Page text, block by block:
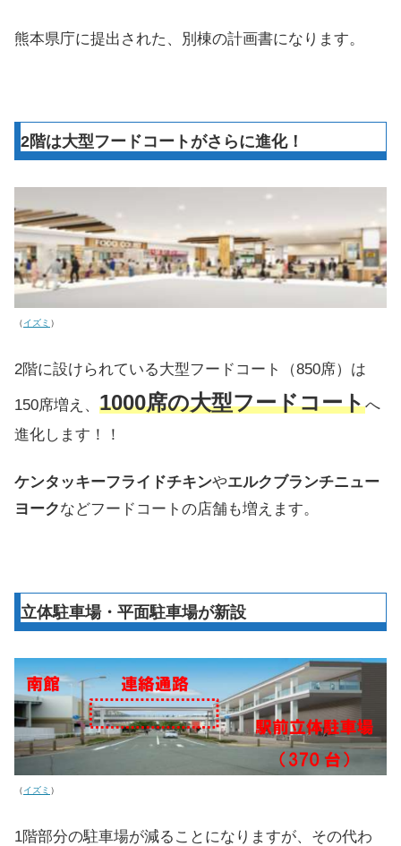
熊本県庁に提出された、別棟の計画書になります。
2階は大型フードコートがさらに進化！
（イズミ ）
2階に設けられている大型フードコート（850席）は
150席増え、 1000席の大型フードコートへ
進化します！！
ケンタッキーフライドチキンやエルクブランチニュー
ヨークなどフードコートの店舗も増えます。
立体駐車場・平面駐車場が新設
（イズミ ）
1階部分の駐車場が減ることになりますが、その代わ